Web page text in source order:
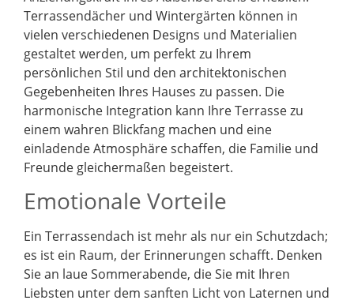
Terrassendächer und Wintergärten können in
vielen verschiedenen Designs und Materialien
gestaltet werden, um perfekt zu Ihrem
persönlichen Stil und den architektonischen
Gegebenheiten Ihres Hauses zu passen. Die
harmonische Integration kann Ihre Terrasse zu
einem wahren Blickfang machen und eine
einladende Atmosphäre schaffen, die Familie und
Freunde gleichermaßen begeistert.
Emotionale Vorteile
Ein Terrassendach ist mehr als nur ein Schutzdach;
es ist ein Raum, der Erinnerungen schafft. Denken
Sie an laue Sommerabende, die Sie mit Ihren
Liebsten unter dem sanften Licht von Laternen und